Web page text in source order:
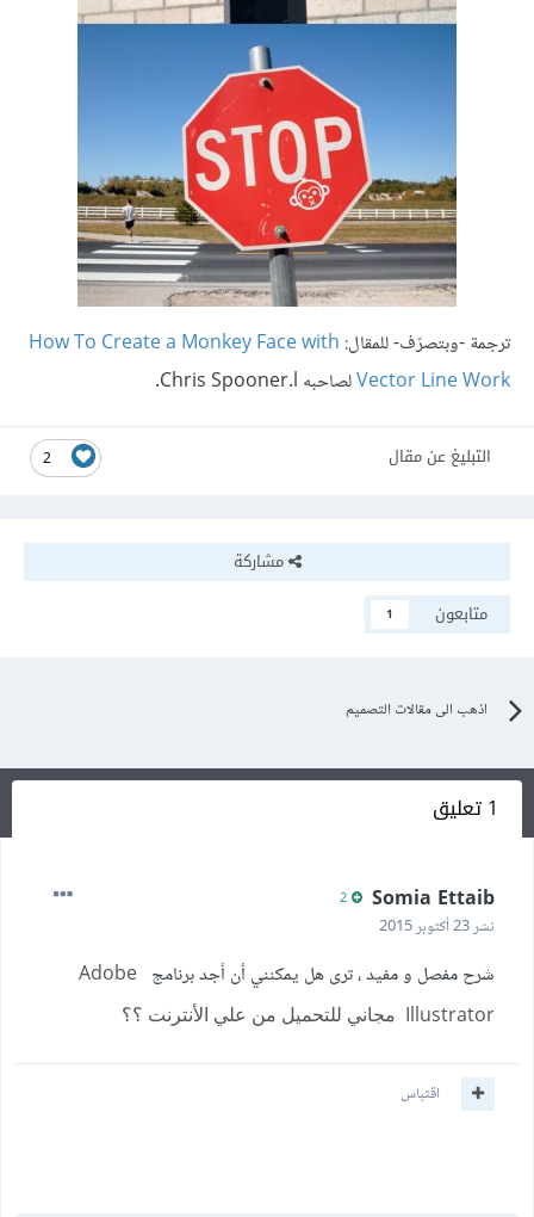
ترجمة -وبتصرّف- للمقال: How To Create a Monkey Face with
Vector Line Workلصاحبه Chris Spooner.l.
2 التبليغ عن مقال
مشاركة
متابعون
1
اذهب الى مقالات التصميم
1 تعليق
Somia Ettaib
نشر23 أكتوبر 2015
شرح مفصل و مفيد ، ترى هل يمكنني أن أجد برنامج Adobe
Illustrator مجاني للتحميل من علي الأنترنت ؟؟
اقتباس